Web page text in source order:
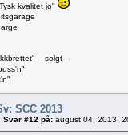
kvalitet jo"
---solgt---
SCC 2013
Svar #12 på: august 04, 2013,